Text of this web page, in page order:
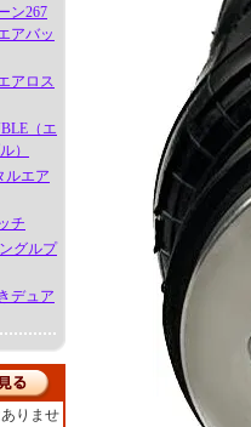
ン267
アバッ
アロス
（エ
）
ルエア
チ
グルプ
デュア
りませ